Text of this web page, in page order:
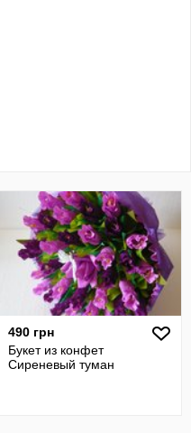
490 грн
Букет из конфет
Сиреневый туман